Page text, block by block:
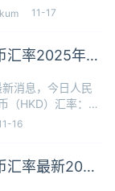
根据今日汇率1人
港币，本站数据仅
11-17
汇率2025年11
消息，今日人民
（HKD）汇率：1
根据今日汇率1人
港币，本站数据仅
16
汇率最新2025